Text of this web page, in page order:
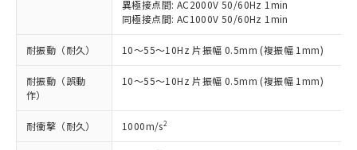
異極接点間: AC2000V 50/60Hz 1min
同極接点間: AC1000V 50/60Hz 1min
耐振動（耐久） 10～55～10Hz 片振幅 0.5mm (複振幅 1mm)
耐振動（誤動
作）
10～55～10Hz 片振幅 0.5mm (複振幅 1mm)
耐衝撃（耐久） 1000m/s2
在庫状況および標準価格照会結果は、
記載している更新日時点での社内デー
タに基づき作成されるものであり、閲
覧された時点での実際の在庫および標
準価格とは異なる場合があることをご
正式な納期状況および標準価格はお客
様のお取引先、またはお客様担当のオ
むを得ず変更することがあります。
*EU RoHS指令（10物質）：
鉛(Pb) 1000ppm以下、 水銀(Hg) 1000ppm以下、 カド
ミウム(Cd) 100ppm以下、
六価クロム(Cr(Ⅵ)) 1000ppm以下、ポリ臭化ビフェニル
ルベンジル（BBP） 1000ppm以下、フタル酸ジブチル
（DBP） 1000ppm以下、フタル酸ジイソブチル
「－」：未確認です。当社販売部門へお問
い合わせください。
*中国RoHS10物質の基準値 (GB/T26572)：
ム) : 100ppm、
DBP(フタル酸ジブチル) : 1000ppm、 DIBP(フタル酸ジ
イソブチル) : 1000ppm、 BBP(フタル酸ブチルベンジ
為替および外国貿易法に定める商品
（以下｢規制貨物等」という）を輸出
または国外への提供する場合は、日本
国政府の輸出許可(または役務取引許
可)を取得するなどの必要な手続きを
当社は規制貨物を破棄する場合は、完
全に破砕するなど、違法に輸出されな
記
説明
一定数以上の在庫あり
一定数には満たないが在庫あり